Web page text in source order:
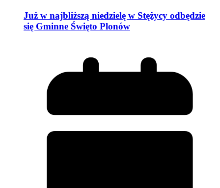
Już w najbliższą niedzielę w Stężycy odbędzie
się Gminne Święto Plonów